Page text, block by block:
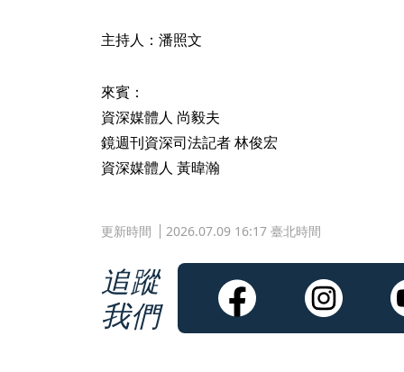
主持人：潘照文
來賓：
資深媒體人 尚毅夫
鏡週刊資深司法記者 林俊宏
資深媒體人 黃暐瀚
更新時間 2026.07.09 16:17 臺北時間
追蹤
我們